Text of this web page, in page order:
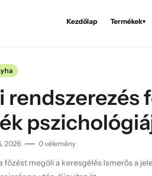
Kezdőlap Termékek▾
2026 0vélemény
főzést megöli a keresgélés Ismerős a